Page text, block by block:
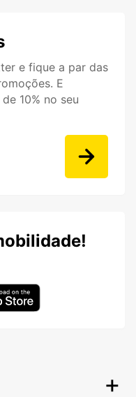
e fique a par das
E
10% no seu